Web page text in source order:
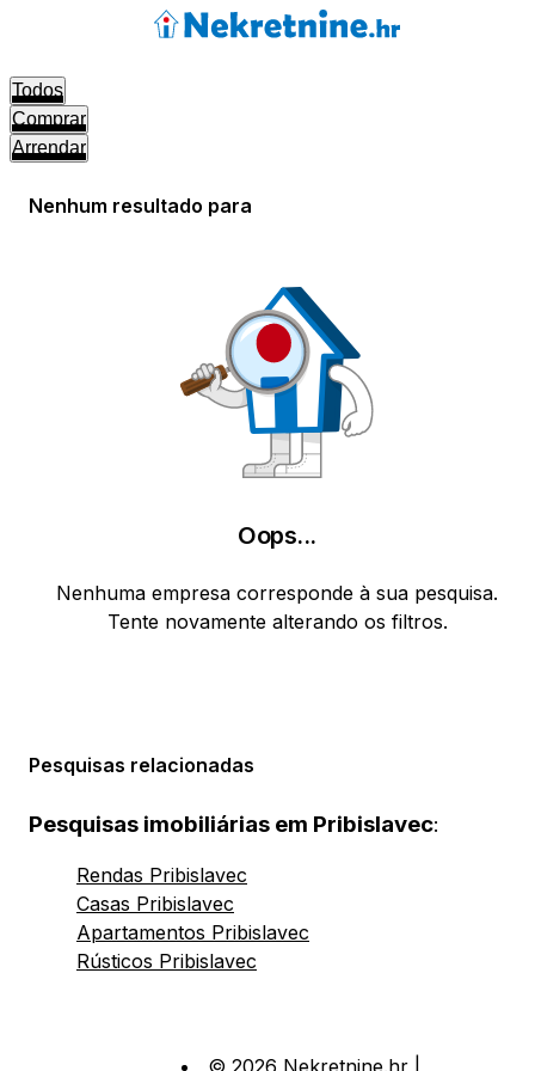
Todos
Comprar
Arrendar
Nenhum resultado para
Oops...
Nenhuma empresa corresponde à sua pesquisa.
Tente novamente alterando os filtros.
Pesquisas relacionadas
Pesquisas imobiliárias em Pribislavec:
Rendas Pribislavec
Casas Pribislavec
Apartamentos Pribislavec
Rústicos Pribislavec
© 2026 Nekretnine.hr |